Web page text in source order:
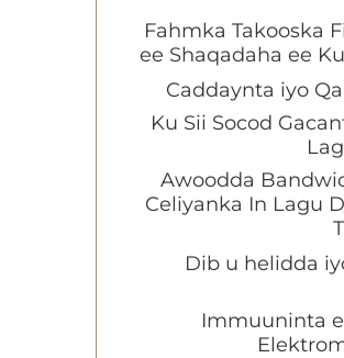
Fahmka Takooska
ee Shaqadaha ee
Caddaynta iyo
Ku Sii Socod
Awoodda
Celiyanka In Lagu
Dib u helidda
Immuuninta